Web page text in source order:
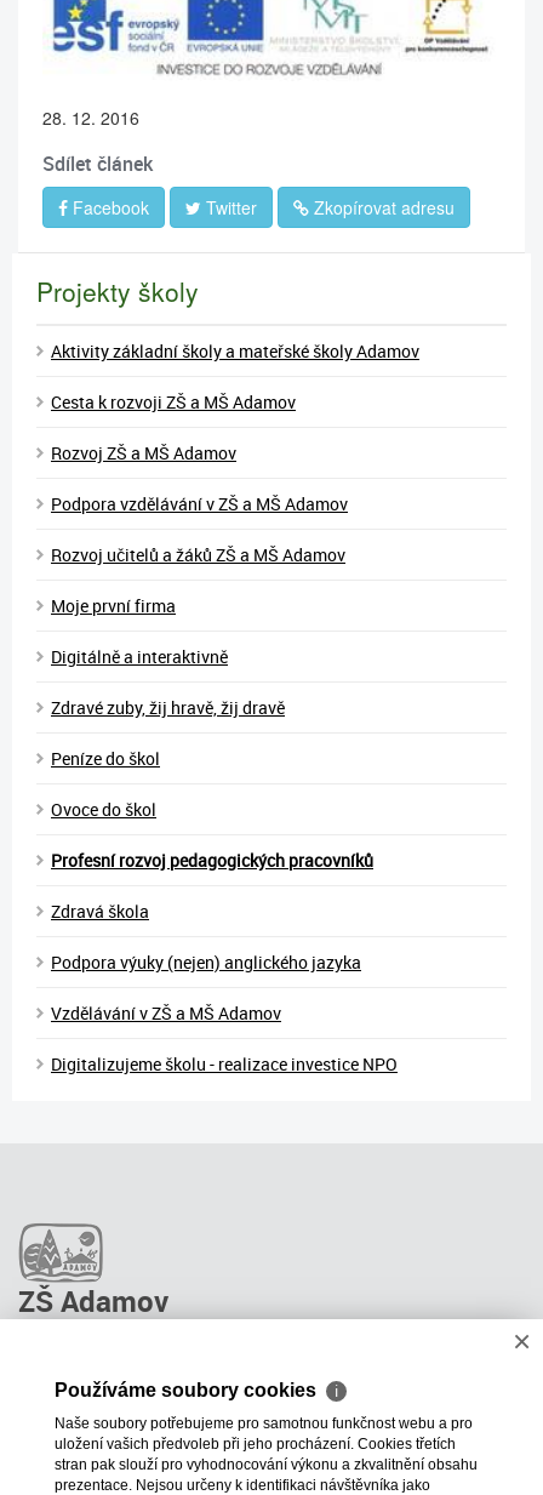
28. 12. 2016
Sdílet článek
Facebook Twitter Zkopírovat adresu
Projekty školy
Aktivity základní školy a mateřské školy Adamov
Cesta k rozvoji ZŠ a MŠ Adamov
Rozvoj ZŠ a MŠ Adamov
Podpora vzdělávání v ZŠ a MŠ Adamov
Rozvoj učitelů a žáků ZŠ a MŠ Adamov
Moje první firma
Digitálně a interaktivně
Zdravé zuby, žij hravě, žij dravě
Peníze do škol
Ovoce do škol
Profesní rozvoj pedagogických pracovníků
Zdravá škola
Podpora výuky (nejen) anglického jazyka
Vzdělávání v ZŠ a MŠ Adamov
Digitalizujeme školu - realizace investice NPO
ZŠ Adamov
Stravování
ŠPP Poradenství
Kontakty
×
Používáme soubory cookies ℹ
Naše soubory potřebujeme pro samotnou funkčnost webu a pro
uložení vašich předvoleb při jeho procházení. Cookies třetích
stran pak slouží pro vyhodnocování výkonu a zkvalitnění obsahu
prezentace. Nejsou určeny k identifikaci návštěvníka jako